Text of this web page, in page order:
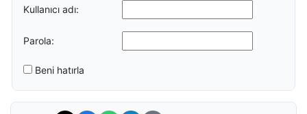
Kullanıcı adı:
Parola:
Beni hatırla